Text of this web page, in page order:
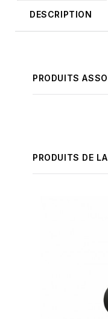
DESCRIPTION
PRODUITS
PRODUITS DE